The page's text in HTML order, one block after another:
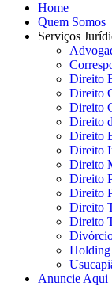
Home
Quem Somos
Serviços
Direito
Direito
Direito
Direito
Direito
Direito
Direito
Direito
Direito
Direito
Direito
Anuncie Aqui